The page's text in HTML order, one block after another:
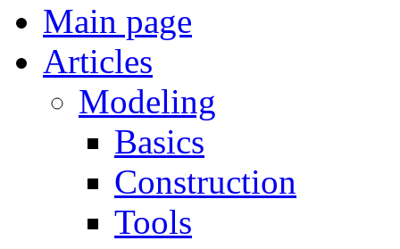
Main page
Articles
Modeling
Basics
Construction
Tools